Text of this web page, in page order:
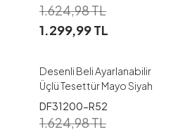
1.624,98TL
1.299,99TL
38 40 42
48 50
Desenli Beli Ayarlanabilir
Üçlü Tesettür Mayo Siyah
DF31200-R52
1.624,98TL